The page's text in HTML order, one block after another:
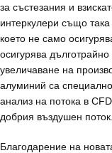
за състезания и
интеркулери също така
което не само
осигурява
увеличаване на
алуминий са
анализ на потока в
добрия въздушен поток.
Благодарение на